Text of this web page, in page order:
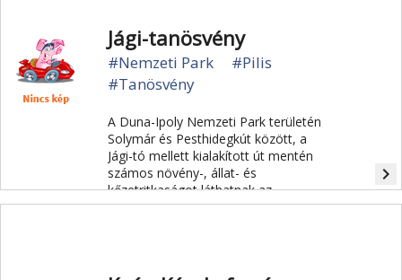
Jági-tanösvény
#Nemzeti Park
#Pilis
#Tanösvény
A Duna-Ipoly Nemzeti Park területén
Solymár és Pesthidegkút között, a
Jági-tó mellett kialakított út mentén
számos növény-, állat- és
kőzetritkaságot láthatnak az
érdeklődők.
navigate_next